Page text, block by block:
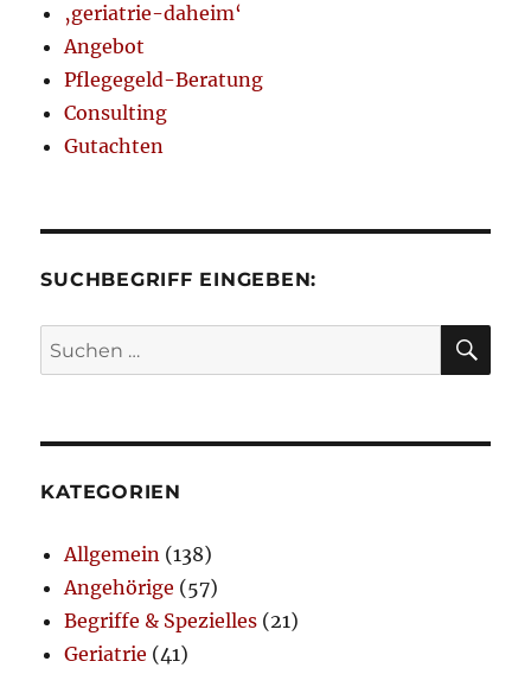
‚geriatrie-daheim‘
Angebot
Pflegegeld-Beratung
Consulting
Gutachten
SUCHBEGRIFF EINGEBEN:
Suchen
nach:
KATEGORIEN
Allgemein (138)
Angehörige (57)
Begriffe & Spezielles (21)
Geriatrie (41)